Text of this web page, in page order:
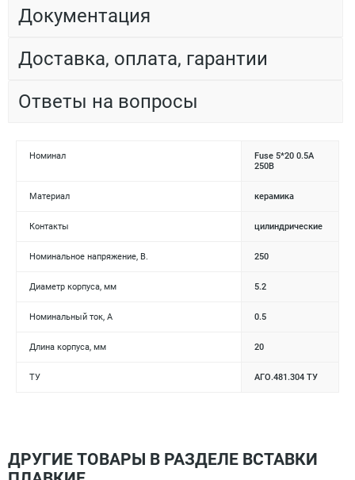
Документация
Доставка, оплата, гарантии
Ответы на вопросы
Номинал
Fuse 5*20 0.5А
250В
Материал керамика
Контакты цилиндрические
Номинальное напряжение, В. 250
Диаметр корпуса, мм 5.2
Номинальный ток, А 0.5
Длина корпуса, мм 20
ТУ АГО.481.304 ТУ
ДРУГИЕ ТОВАРЫ В РАЗДЕЛЕ ВСТАВКИ